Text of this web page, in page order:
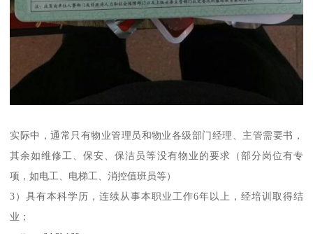
实际中，通常只有物业管理员和物业各级部门经理、主管需要书，
其余如维修工、保安、保洁员等没有物业的要求（部分岗位有专
项，如电工、电梯工、消控值班员等）
3）具有本科学历，连续从事本职业工作6年以上，经培训取得结
业；